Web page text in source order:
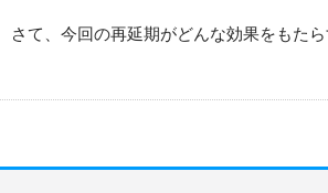
さて、今回の再延期がどんな効果をもた